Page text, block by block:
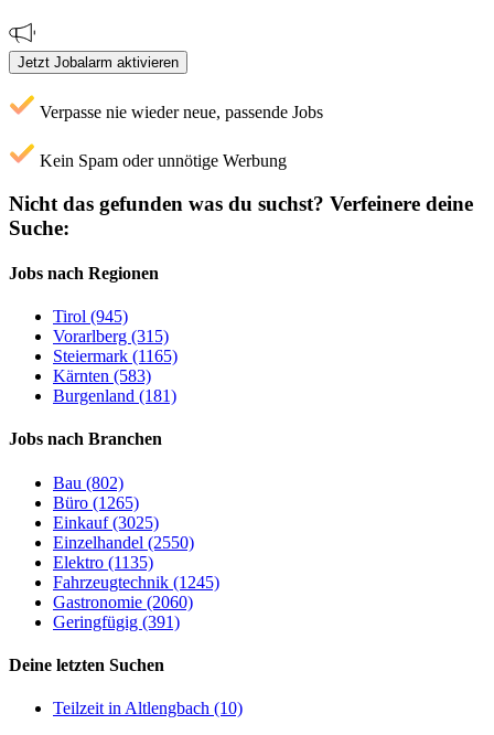
Jetzt Jobalarm aktivieren
Verpasse nie wieder neue, passende Jobs
Kein Spam oder unnötige Werbung
Nicht das gefunden was du suchst? Verfeinere deine
Suche:
Jobs nach Regionen
Tirol (945)
Vorarlberg (315)
Steiermark (1165)
Kärnten (583)
Burgenland (181)
Jobs nach Branchen
Bau (802)
Büro (1265)
Einkauf (3025)
Einzelhandel (2550)
Elektro (1135)
Fahrzeugtechnik (1245)
Gastronomie (2060)
Geringfügig (391)
Deine letzten Suchen
Teilzeit in Altlengbach (10)